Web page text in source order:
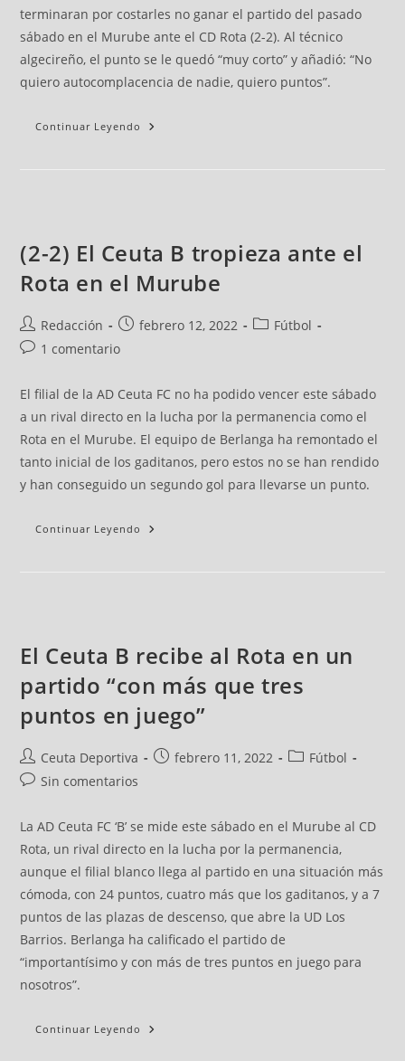
terminaran por costarles no ganar el partido del pasado
sábado en el Murube ante el CD Rota (2-2). Al técnico
algecireño, el punto se le quedó “muy corto” y añadió: “No
quiero autocomplacencia de nadie, quiero puntos”.
Continuar Leyendo
(2-2) El Ceuta B tropieza ante el
Rota en el Murube
Redacción febrero 12, 2022
Fútbol
1 comentario
El filial de la AD Ceuta FC no ha podido vencer este sábado
a un rival directo en la lucha por la permanencia como el
Rota en el Murube. El equipo de Berlanga ha remontado el
tanto inicial de los gaditanos, pero estos no se han rendido
y han conseguido un segundo gol para llevarse un punto.
Continuar Leyendo
El Ceuta B recibe al Rota en un
partido “con más que tres
puntos en juego”
Ceuta Deportiva febrero 11, 2022
Fútbol
Sin comentarios
La AD Ceuta FC ‘B’ se mide este sábado en el Murube al CD
Rota, un rival directo en la lucha por la permanencia,
aunque el filial blanco llega al partido en una situación más
cómoda, con 24 puntos, cuatro más que los gaditanos, y a 7
puntos de las plazas de descenso, que abre la UD Los
Barrios. Berlanga ha calificado el partido de
“importantísimo y con más de tres puntos en juego para
nosotros”.
Continuar Leyendo